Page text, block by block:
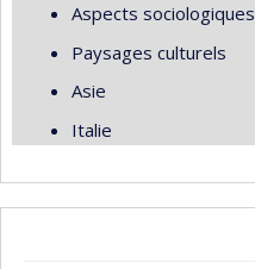
Aspects sociologiques
Paysages culturels
Asie
Italie